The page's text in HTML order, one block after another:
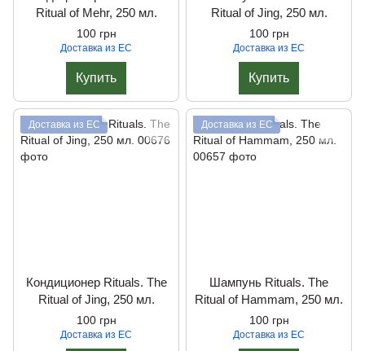
Ritual of Mehr, 250 мл.
100 грн
Доставка из ЕС
Купить
Ritual of Jing, 250 мл.
100 грн
Доставка из ЕС
Купить
Доставка из ЕС
Кондиционер Rituals. The
Ritual of Jing, 250 мл.
100 грн
Доставка из ЕС
Доставка из ЕС
Шампунь Rituals. The
Ritual of Hammam, 250 мл.
100 грн
Доставка из ЕС